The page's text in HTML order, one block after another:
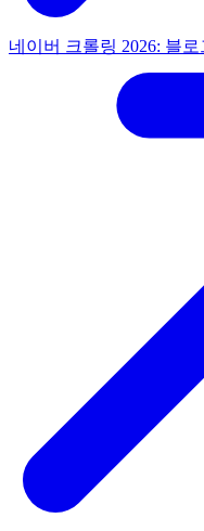
네이버 크롤링 2026: 블